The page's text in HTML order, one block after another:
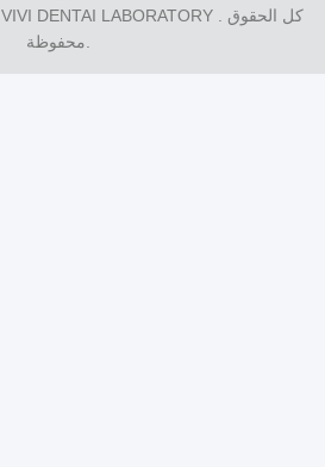
VIVI DENTAI LABORATORY. كل الحقوق